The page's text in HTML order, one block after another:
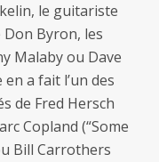
le guitariste
Byron, les
Malaby ou Dave
a fait l’un des
de Fred Hersch
Copland (“Some
Bill Carrothers